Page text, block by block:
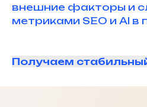
внешние факторы и
метриками SEO и AI в
Получаем